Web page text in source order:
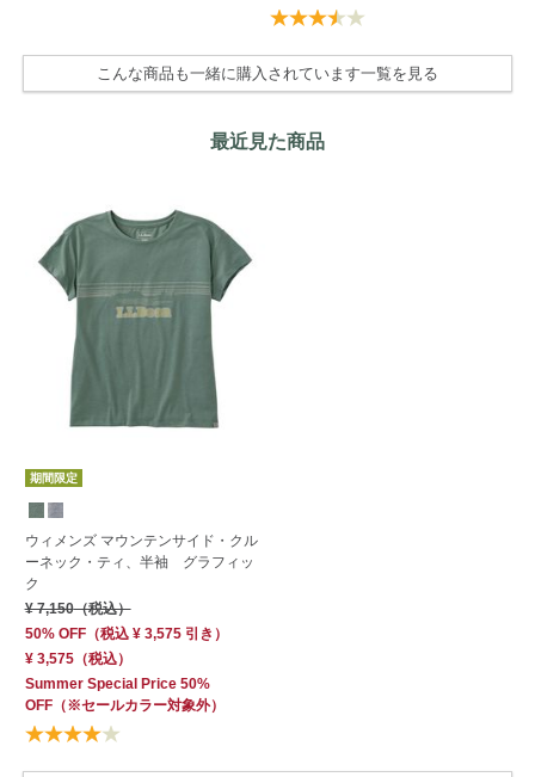
こんな商品も一緒に購入されています一覧を見る
最近見た商品
期間限定
ウィメンズ マウンテンサイド・クル
ーネック・ティ、半袖 グラフィッ
ク
¥ 7,150（税込）
50% OFF（税込 ¥ 3,575引き）
¥ 3,575（税込）
Summer Special Price 50%
OFF（※セールカラー対象外）